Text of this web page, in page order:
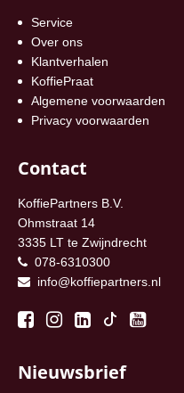
Service
Over ons
Klantverhalen
KoffiePraat
Algemene voorwaarden
Privacy voorwaarden
Contact
KoffiePartners B.V.
Ohmstraat 14
3335 LT te Zwijndrecht
078-6310300
info@koffiepartners.nl
Nieuwsbrief